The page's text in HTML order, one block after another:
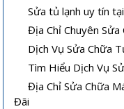
Sửa tủ lạnh uy tín
Địa Chỉ Chuyên
Dịch Vụ Sửa Chữa
Tìm Hiểu Dịch Vụ
Địa Chỉ Sửa Chữa
Đãi